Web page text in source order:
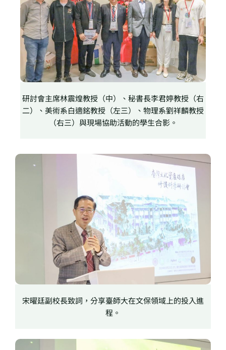
研討會主席林震煌教授（中）、秘書長李君婷教授（右
二）、美術系白適銘教授（左三）、物理系劉祥麟教授
（右三）與現場協助活動的學生合影。
宋曜廷副校長致詞，分享臺師大在文保領域上的投入進
程。